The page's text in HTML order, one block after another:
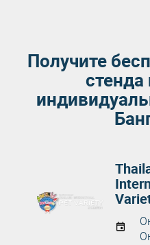
Получите
стенда